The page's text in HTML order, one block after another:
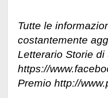
Tutte le
costantemente
Letterario Storie di
https://
Premio http://